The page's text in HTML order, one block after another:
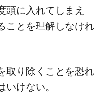
頭に入れてしまえ
ことを理解しなけれ
取り除くことを恐れ
けない。